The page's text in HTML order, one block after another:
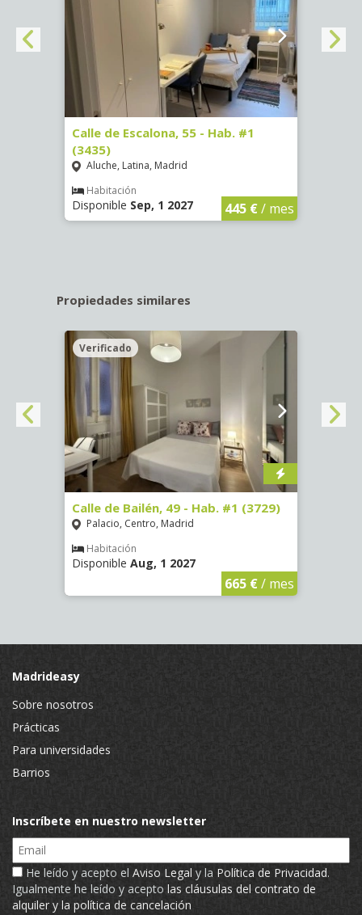
Calle de Escalona, 55 - Hab. #1
(3435)
Aluche, Latina, Madrid
Habitación
Disponible Sep, 1 2027 445 €/ mes
Propiedades similares
Verificado
Calle de Bailén, 49 - Hab. #1 (3729)
Palacio, Centro, Madrid
Habitación
Disponible Aug, 1 2027
665 €/ mes
Madrideasy
Sobre nosotros
Prácticas
Para universidades
Barrios
Inscríbete en nuestro newsletter
Email
He leído y acepto el Aviso Legal y la Política de Privacidad.
Igualmente he leído y acepto las cláusulas del contrato de
alquiler y la política de cancelación